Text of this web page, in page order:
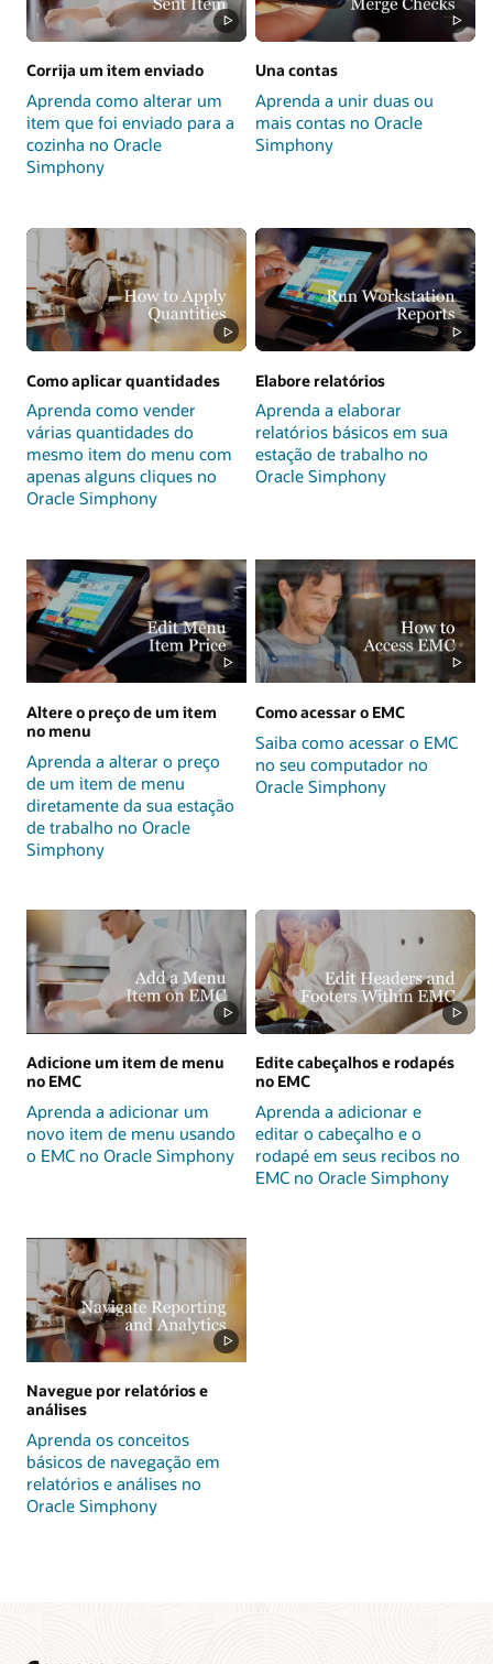
Corrija um item enviado
Aprenda como alterar um
item que foi enviado para a
cozinha no Oracle
Simphony
Una contas
Aprenda a unir duas ou
mais contas no Oracle
Simphony
Como aplicar quantidades
Aprenda como vender
várias quantidades do
mesmo item do menu com
apenas alguns cliques no
Oracle Simphony
Elabore relatórios
Aprenda a elaborar
relatórios básicos em sua
estação de trabalho no
Oracle Simphony
Altere o preço de um item
no menu
Aprenda a alterar o preço
de um item de menu
diretamente da sua estação
de trabalho no Oracle
Simphony
Como acessar o EMC
Saiba como acessar o EMC
no seu computador no
Oracle Simphony
Adicione um item de menu
no EMC
Aprenda a adicionar um
novo item de menu usando
o EMC no Oracle Simphony
Edite cabeçalhos e rodapés
no EMC
Aprenda a adicionar e
editar o cabeçalho e o
rodapé em seus recibos no
EMC no Oracle Simphony
Navegue por relatórios e
análises
Aprenda os conceitos
básicos de navegação em
relatórios e análises no
Oracle Simphony